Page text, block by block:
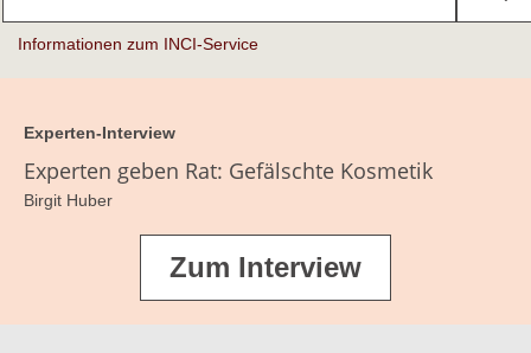
Informationen zum INCI-Service
Experten-Interview
Experten geben Rat: Gefälschte Kosmetik
Birgit Huber
Zum Interview